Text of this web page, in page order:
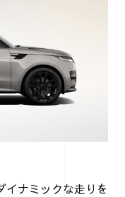
イナミックな走りを